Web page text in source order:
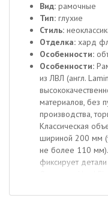
Вид: рамочные
Тип: глухие
Стиль:
Отделка: хард
Особенности:
Особенности:
из ЛВЛ (англ.
материалов, без
производства,
Классическая
шириной 200 мм
не более 110
фиксирует
Hard
отличается